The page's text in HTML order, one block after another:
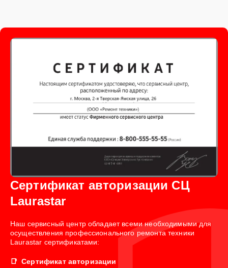
Сертификат авторизации СЦ
Laurastar
Наш сервисный центр обладает всеми необходимыми для
осуществления профессионального ремонта техники
Laurastar сертификатами:
Сертификат авторизации